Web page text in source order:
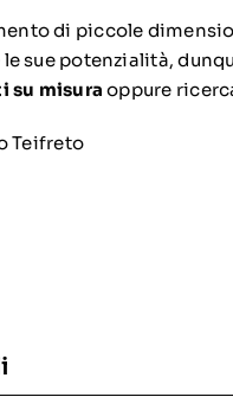
di piccole
sue potenzialità,
su misura oppure
Teifreto